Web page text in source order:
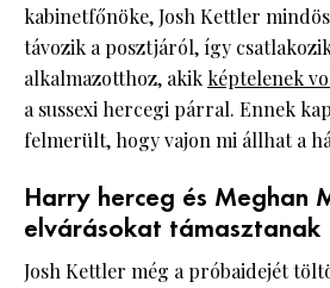
kabinetfőnöke, Josh Kettler
távozik a posztjáról, így
alkalmazotthoz, akik képtelenek
a sussexi hercegi párral. Ennek
felmerült, hogy vajon mi állhat a
Harry herceg és Meghan
elvárásokat támasztanak
Josh Kettler még a próbaidejét